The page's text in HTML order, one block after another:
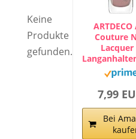
Keine
Produkte
gefunden.
Couture
Lacquer
7,99
Bei